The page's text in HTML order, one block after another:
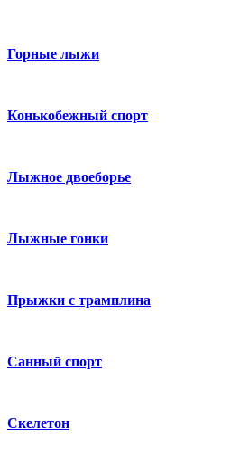
Горные лыжи
Конькобежный спорт
Лыжное двоеборье
Лыжные гонки
Прыжки с трамплина
Санный спорт
Скелетон